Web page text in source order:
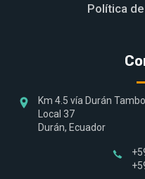
Política
Km 4.5 vía Durán
Local 37
Durán, Ecuador